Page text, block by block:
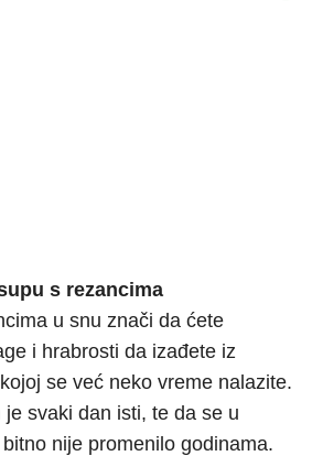
s rezancima
u snu znači da ćete
i hrabrosti da izađete iz
se već neko vreme nalazite.
svaki dan isti, te da se u
nije promenilo godinama.